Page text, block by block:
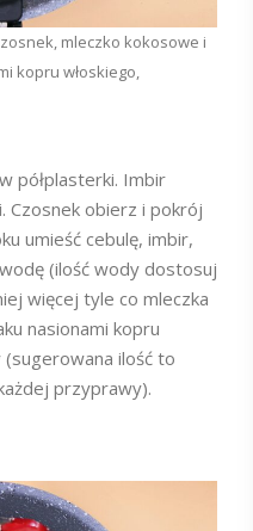
mleczko kokosowe i
kopru włoskiego,
półplasterki. Imbir
Czosnek obierz i pokrój
umieść cebulę, imbir,
(ilość wody dostosuj
więcej tyle co mleczka
nasionami kopru
(sugerowana ilość to
przyprawy).